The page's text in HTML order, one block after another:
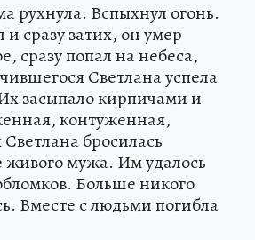
рухнула. Вспыхнул огонь.
сразу затих, он умер
сразу попал на небеса,
Светлана успела
засыпало кирпичами и
контуженная,
бросилась
живого мужа. Им удалось
Больше никого
Вместе с людьми погибла